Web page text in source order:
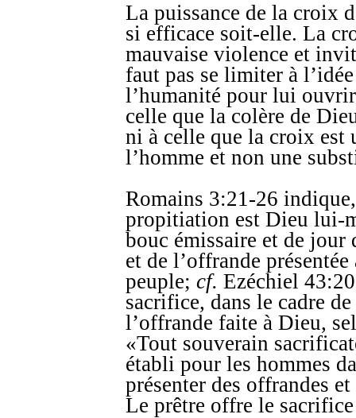
La puissance de la croix
si efficace soit-elle. La
mauvaise violence et
faut pas se limiter à
l’humanité pour lui
celle que la colère de
ni à celle que la croix est
l’homme et non une
Romains 3:21-26
propitiation est Dieu lui-
bouc émissaire et de jour
et de l’offrande
peuple; cf. Ezéchiel
sacrifice, dans le cadre
l’offrande faite à Dieu,
«Tout souverain
établi pour les hommes
présenter des offrandes
Le prêtre offre le